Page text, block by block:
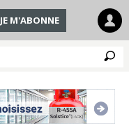
JE M'ABONNE